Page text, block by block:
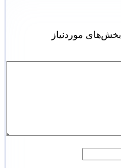
بخش‌های موردنیاز